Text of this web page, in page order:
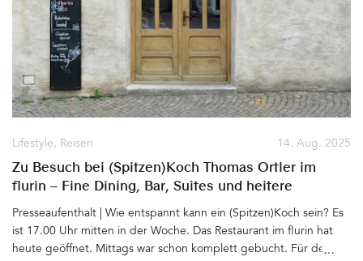
14. Aug. 2025
Lifestyle, Reisen
Zu Besuch bei (Spitzen)Koch Thomas Ortler im
flurin – Fine Dining, Bar, Suites und heitere
Gelassenheit
Presseaufenthalt | Wie entspannt kann ein (Spitzen)Koch sein? Es
ist 17.00 Uhr mitten in der Woche. Das Restaurant im flurin hat
heute geöffnet. Mittags war schon komplett gebucht. Für den